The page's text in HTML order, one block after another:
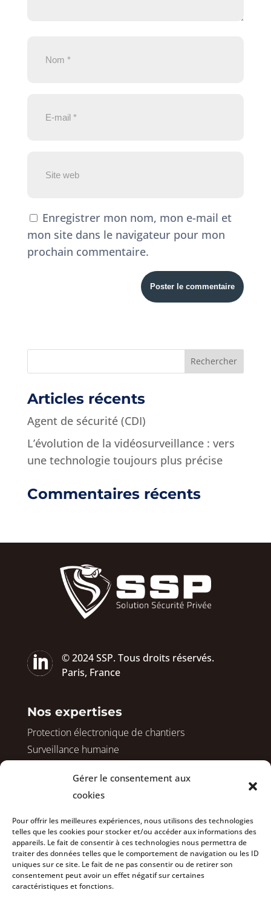
Gérer le consentement aux
cookies
Pour offrir les meilleures expériences, nous utilisons des technologies
telles que les cookies pour stocker et/ou accéder aux informations des
appareils. Le fait de consentir à ces technologies nous permettra de
traiter des données telles que le comportement de navigation ou les ID
uniques sur ce site. Le fait de ne pas consentir ou de retirer son
consentement peut avoir un effet négatif sur certaines
caractéristiques et fonctions.
Enregistrer mon nom, mon e-mail et
mon site dans le navigateur pour mon
prochain commentaire.
Articles récents
Agent de sécurité (CDI)
L’évolution de la vidéosurveillance : vers
une technologie toujours plus précise
Commentaires récents

© 2024 SSP. Tous droits réservés.
Paris, France
Nos expertises
Protection électronique de chantiers
Surveillance humaine
Sécurisation avant démolition
Surveillance de vos copropriétés
Sécurisation de vos bureaux
Nous rejoindre
Actualités